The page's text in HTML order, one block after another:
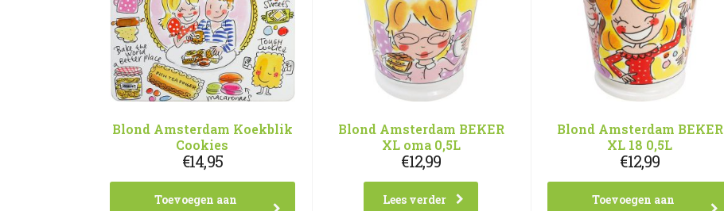
Blond Amsterdam Koekblik
Cookies
€14,95
Toevoegen aan
Blond Amsterdam BEKER
XL oma 0,5L
€12,99
Lees verder
Blond Amsterdam BEKER
XL 18 0,5L
€12,99
Toevoegen aan